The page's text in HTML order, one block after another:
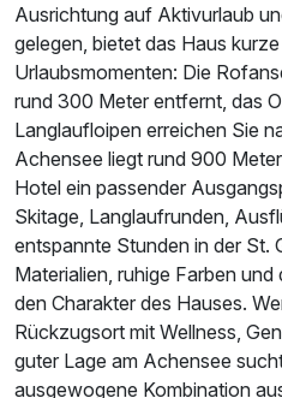
Ausstattung
Für 3 Tage
Ausrichtung auf Aktivurlaub
gelegen, bietet das Haus
Urlaubsmomenten: Die
rund 300 Meter entfernt, das
Langlaufloipen erreichen Sie
Achensee liegt rund 900
Hotel ein passender
Skitage, Langlaufrunden,
entspannte Stunden in der St.
Materialien, ruhige Farben
den Charakter des Hauses.
Rückzugsort mit Wellness,
guter Lage am Achensee
ausgewogene Kombination